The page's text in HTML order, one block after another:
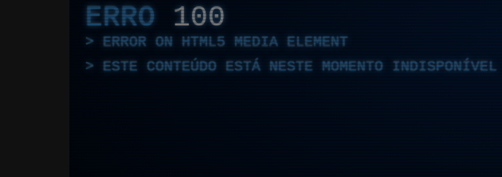
ERRO 100
ERROR ON HTML5 MEDIA ELEMENT
ESTE CONTEÚDO ESTÁ NESTE MOMENTO INDISPONÍVEL